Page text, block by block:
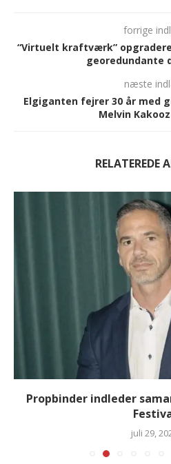
forrige
“Virtuelt kraftværk”
georedundante
næste
Elgiganten fejrer 30 år med
Melvin
RELATEREDE
Propbinder indleder
juli 29,